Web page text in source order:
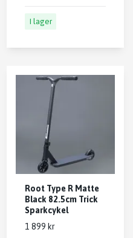
I lager
Root Type R Matte
Black 82.5cm Trick
Sparkcykel
1 899 kr